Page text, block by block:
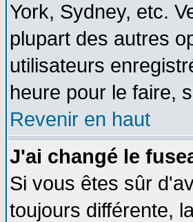
York, Sydney, etc.
plupart des autres
utilisateurs
heure pour le faire,
Revenir en haut
J'ai changé le
Si vous êtes sûr
toujours différente,